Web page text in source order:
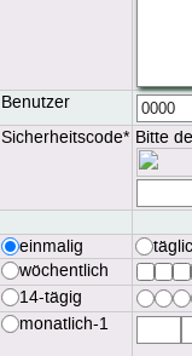
Benutzer
Sicherheitscode* Bitte
einmalig
wöchentlich
14-tägig
monatlich-1